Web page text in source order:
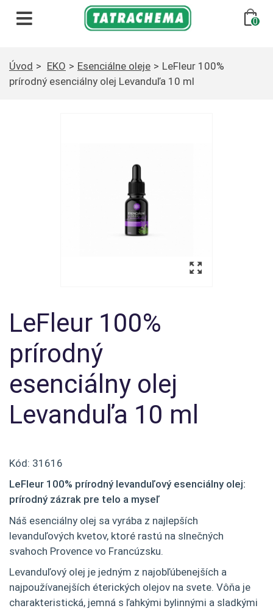
0
Úvod > EKO > Esenciálne oleje > LeFleur 100%
prírodný esenciálny olej Levanduľa 10 ml
LeFleur 100%
prírodný
esenciálny olej
Levanduľa 10 ml
Kód: 31616
LeFleur 100% prírodný levanduľový esenciálny olej:
prírodný zázrak pre telo a myseľ
Náš esenciálny olej sa vyrába z najlepších
levanduľových kvetov, ktoré rastú na slnečných
svahoch Provence vo Francúzsku.
Levanduľový olej je jedným z najobľúbenejších a
najpoužívanejších éterických olejov na svete. Vôňa je
charakteristická, jemná s ľahkými bylinnými a sladkými